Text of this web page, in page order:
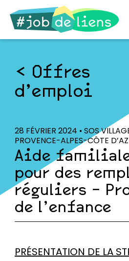
Offres
d’emploi
28 FÉVRIER 2024 • SOS
PROVENCE-ALPES-CÔTE
Aide
pour des
réguliers –
de l’enfance
PRÉSENTATION DE LA